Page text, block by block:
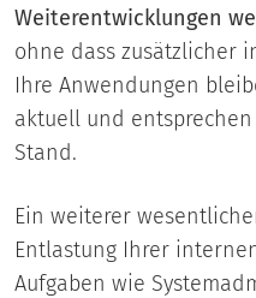
Weiterentwicklungen
ohne dass zusätzlicher
Ihre Anwendungen
aktuell und
Stand.
Ein weiterer
Entlastung Ihrer
Aufgaben wie